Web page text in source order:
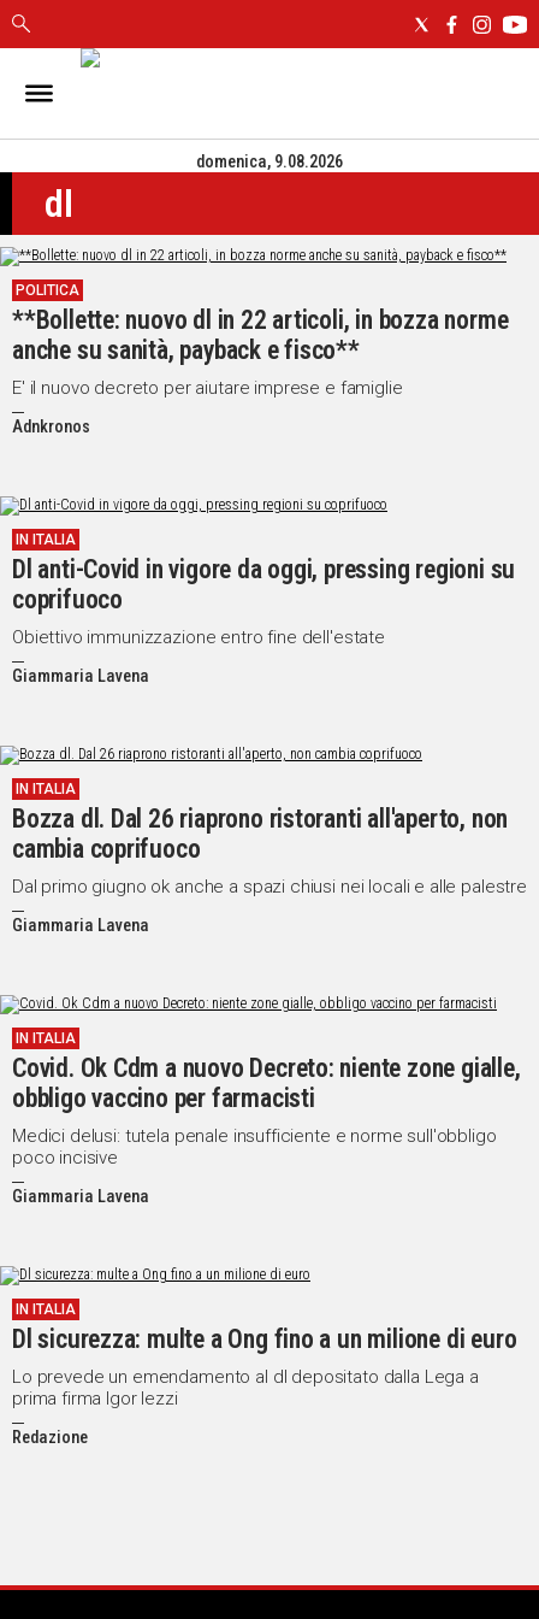
IN
CAGLIARI
SASSARI
NUORO
ORISTANO
SULCIS
GALLURA
OGLIASTRA
MEDIO
CAMPIDANO
NOTIZIE
POLITICA
IN
ITALIA
NEL
SPORT
STORIE
VIDEO
Vai
AL CANALE
WHATSAPP
domenica, 9.08.2026
dl
POLITICA
**Bollette: nuovo dl in 22 articoli, in bozza norme
anche su sanità, payback e fisco**
E' il nuovo decreto per aiutare imprese e famiglie
Adnkronos
IN ITALIA
Dl anti-Covid in vigore da oggi, pressing regioni su
coprifuoco
Obiettivo immunizzazione entro fine dell'estate
Giammaria Lavena
IN ITALIA
Bozza dl. Dal 26 riaprono ristoranti all'aperto, non
cambia coprifuoco
Dal primo giugno ok anche a spazi chiusi nei locali e alle palestre
Giammaria Lavena
IN ITALIA
Covid. Ok Cdm a nuovo Decreto: niente zone gialle,
obbligo vaccino per farmacisti
Medici delusi: tutela penale insufficiente e norme sull'obbligo
poco incisive
Giammaria Lavena
IN ITALIA
Dl sicurezza: multe a Ong fino a un milione di euro
Lo prevede un emendamento al dl depositato dalla Lega a
prima firma Igor Iezzi
Redazione